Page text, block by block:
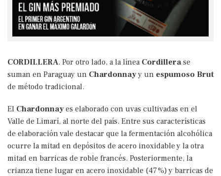
CORDILLERA. Por otro lado, a la línea Cordillerase
suman en Paraguay un Chardonnayy un espumoso Brut
de método tradicional.
El Chardonnayes elaborado con uvas cultivadas en el
Valle de Limarí, al norte del país. Entre sus características
de elaboración vale destacar que la fermentación alcohólica
ocurre la mitad en depósitos de acero inoxidable y la otra
mitad en barricas de roble francés. Posteriormente, la
crianza tiene lugar en acero inoxidable (47%) y barricas de